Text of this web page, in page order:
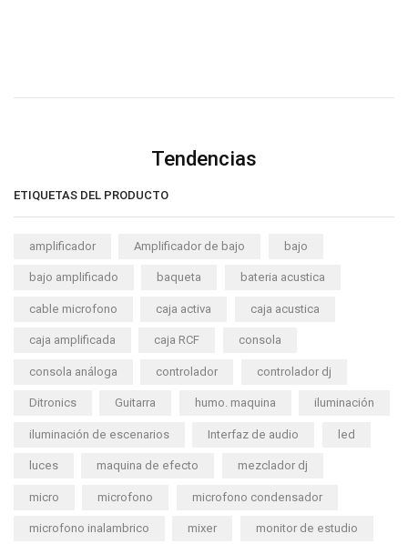
Tendencias
ETIQUETAS DEL PRODUCTO
amplificador Amplificador de bajo bajo
bajo amplificado baqueta bateria acustica
cable microfono caja activa caja acustica
caja amplificada caja RCF consola
consola análoga controlador controlador dj
Ditronics Guitarra humo. maquina iluminación
iluminación de escenarios Interfaz de audio led
luces maquina de efecto mezclador dj
micro microfono microfono condensador
microfono inalambrico mixer monitor de estudio